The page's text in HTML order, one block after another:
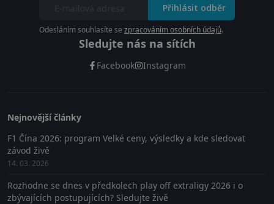
Přihlásit odběr
Odesláním souhlasíte se zpracováním osobních údajů.
Sledujte nás na sítích
Facebook Instagram
Nejnovější články
F1 Čína 2026: program Velké ceny, výsledky a kde sledovat
závod živě
14. 03. 2026
Rozhodne se dnes v předkolech play off extraligy 2026 i o
zbývajících postupujících? Sledujte živě